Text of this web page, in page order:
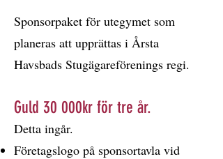
Sponsorpaket för utegymet som
planeras att upprättas i Årsta
Havsbads Stugägareförenings regi.
Guld 30 000kr för tre år.
Detta ingår.
Företagslogo på sponsortavla vid